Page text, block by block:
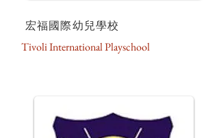
宏福國際幼兒學校
Tivoli International Playschool